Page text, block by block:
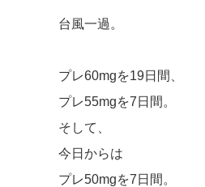
台風一過。
プレ60mgを19日間、
プレ55mgを7日間。
そして、
今日からは
プレ50mgを7日間。